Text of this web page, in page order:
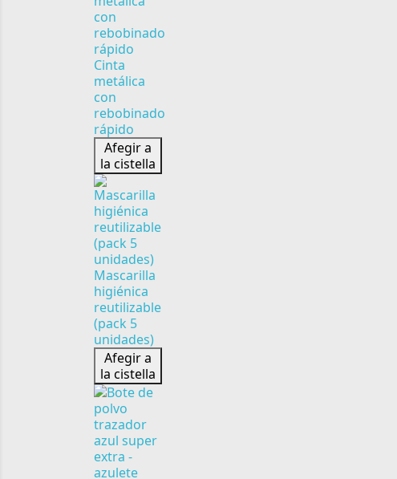
Cinta
metálica
con
rebobinado
rápido
Afegir a
la cistella
Mascarilla
higiénica
reutilizable
(pack 5
unidades)
Afegir a
la cistella